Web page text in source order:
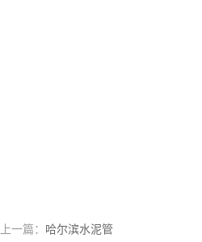
上一篇： 哈尔滨水泥管